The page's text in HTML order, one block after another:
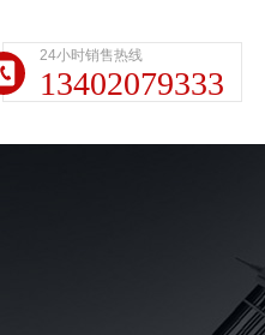
24小时销售热线
13402079333